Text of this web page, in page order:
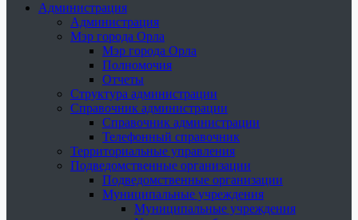
Администрация
Администрация
Мэр города Орла
Мэр города Орла
Полномочия
Отчеты
Структура администрации
Справочник администрации
Справочник администрации
Телефонный справочник
Территориальные управления
Подведомственные организации
Подведомственные организации
Муниципальные учреждения
Муниципальные учреждения